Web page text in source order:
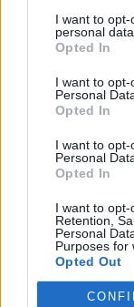
I want to
personal data.
Opted In
I want to
Personal
Opted In
I want to
Personal
Opted In
I want to opt-
Retention,
Personal
Purposes for
Opted Out
Έρευνα
άσκησης
σπλαχνικό
Δίαιτα keto:
πρωτεΐνες
ηλικία και
Πώς να
σώμα για
φωτό: iStock